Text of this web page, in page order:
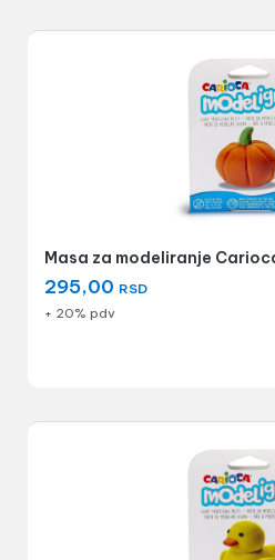
Masa za modeliranje
295,00 RSD
+ 20% pdv